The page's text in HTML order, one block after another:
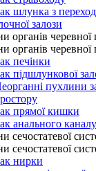
шлунка з
залози
органів
органів
печінки
підшлункової
пухлини
прямої кишки
анального каналу
сечостатевої
сечостатевої
нирки